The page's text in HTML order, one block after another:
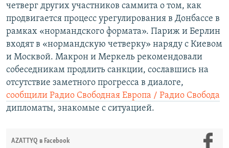
четверг других участников саммита о том, как
продвигается процесс урегулирования в Донбассе в
рамках «нормандского формата». Париж и Берлин
входят в «нормандскую четверку» наряду с Киевом
и Москвой. Макрон и Меркель рекомендовали
собеседникам продлить санкции, сославшись на
отсутствие заметного прогресса в диалоге,
сообщили Радио Свободная Европа / Радио Свобода
дипломаты, знакомые с ситуацией.
AZATTYQ в Facebook